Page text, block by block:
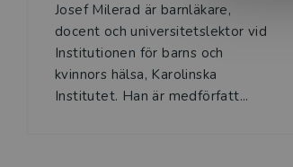
Josef Milerad är barnläkare,
docent och universitetslektor vid
Institutionen för barns och
kvinnors hälsa, Karolinska
Institutet. Han är medförfatt...